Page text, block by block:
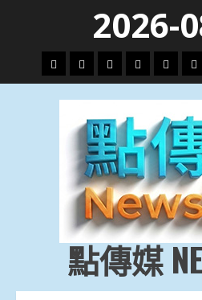
content
2026-
頭
條
財
經
地
方.
會
文
教.
技
專
題
娛
點傳媒